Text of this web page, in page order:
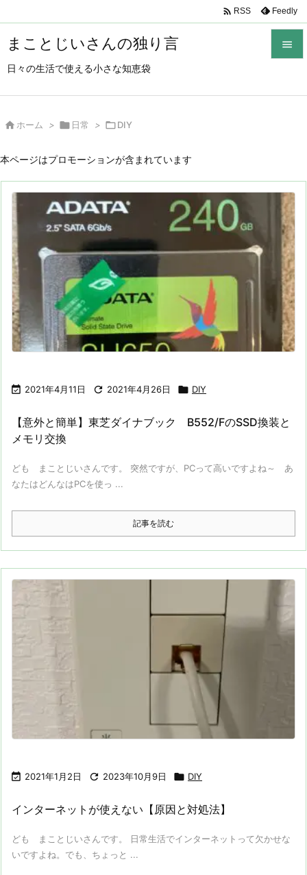
まことじいさんの独り言
日々の生活で使える小さな知恵袋


次へ

検索
 RSS Feedly
 ホーム >  日常 > DIY
本ページはプロモーションが含まれています
 2021年4月11日  2021年4月26日  DIY
【意外と簡単】東芝ダイナブック B552/FのSSD換装と
メモリ交換
ども まことじいさんです。 突然ですが、PCって高いですよね～ あ
なたはどんなはPCを使っ ...
記事を読む
 2021年1月2日  2023年10月9日  DIY
インターネットが使えない【原因と対処法】
ども まことじいさんです。 日常生活でインターネットって欠かせな
いですよね。でも、ちょっと ...